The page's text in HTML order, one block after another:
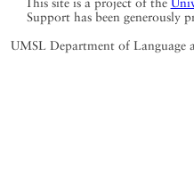
Support has been generously
UMSL Department of